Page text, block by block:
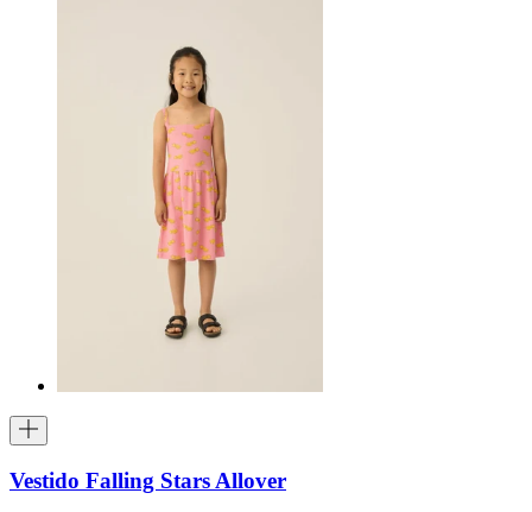
Vestido Falling Stars Allover